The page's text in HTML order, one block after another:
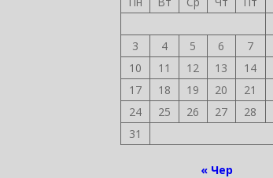
3
4 5 6 7
10
11 12 13 14
17
18 19 20 21
24
25 26 27 28
31
« Чер